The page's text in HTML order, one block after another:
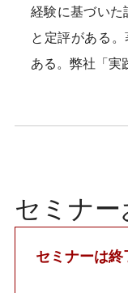
経験に基づいた
と定評がある
ある。弊社「実
セミナ
セミナーは